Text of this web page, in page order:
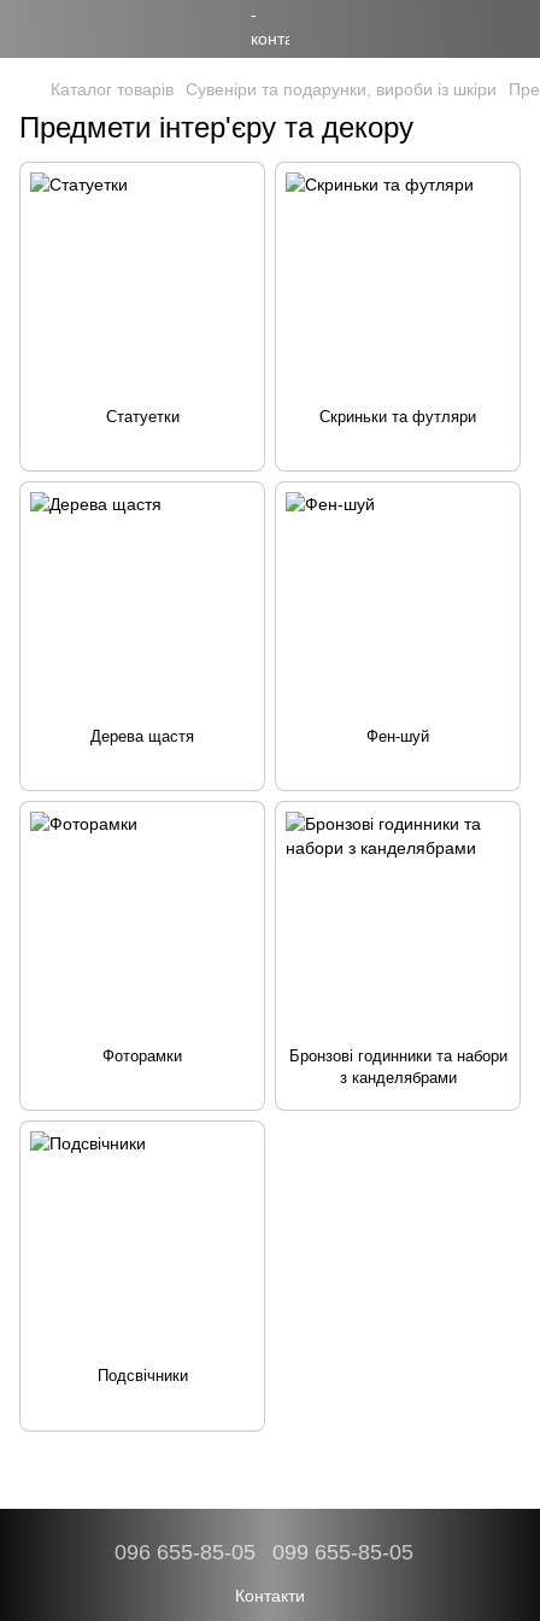
Каталог товарів Сувеніри та подарунки, вироби із шкіри
Предмети інтер'єру та декору
Статуетки Скриньки та футляри
Дерева щастя Фен-шуй
Фоторамки
Бронзові годинники та набори
з канделябрами
Подсвічники
096 655-85-05 099 655-85-05
Контакти